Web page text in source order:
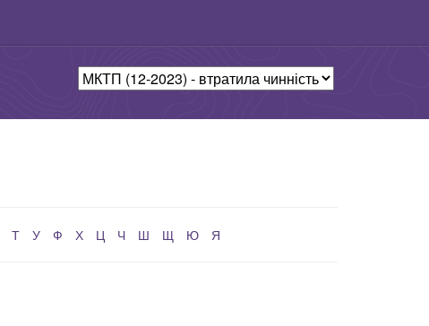
Т У Ф Х Ц Ч Ш Щ Ю Я